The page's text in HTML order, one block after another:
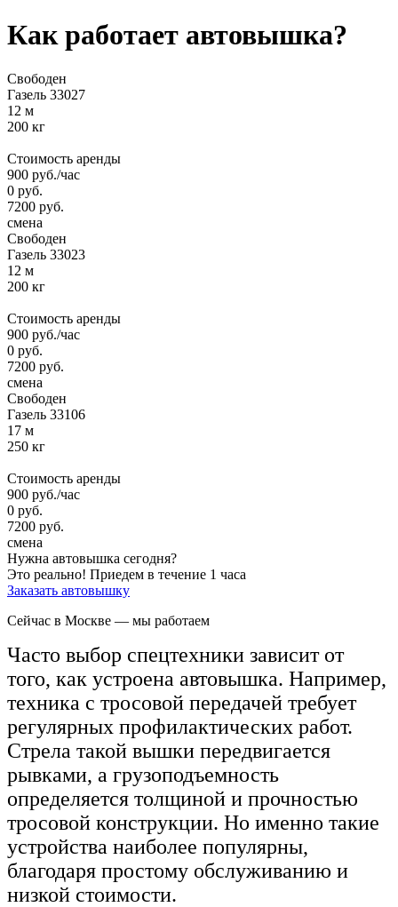
Как работает автовышка?
Свободен
Газель 33027
12 м
200 кг
Стоимость аренды
900 руб./час
0 руб.
7200 руб.
смена
Свободен
Газель 33023
12 м
200 кг
Стоимость аренды
900 руб./час
0 руб.
7200 руб.
смена
Свободен
Газель 33106
17 м
250 кг
Стоимость аренды
900 руб./час
0 руб.
7200 руб.
смена
Нужна автовышка сегодня?
Это реально! Приедем в течение 1 часа
Заказать автовышку
Сейчас в Москве — мы работаем
Часто выбор спецтехники зависит от
того, как устроена автовышка. Например,
техника с тросовой передачей требует
регулярных профилактических работ.
Стрела такой вышки передвигается
рывками, а грузоподъемность
определяется толщиной и прочностью
тросовой конструкции. Но именно такие
устройства наиболее популярны,
благодаря простому обслуживанию и
низкой стоимости.